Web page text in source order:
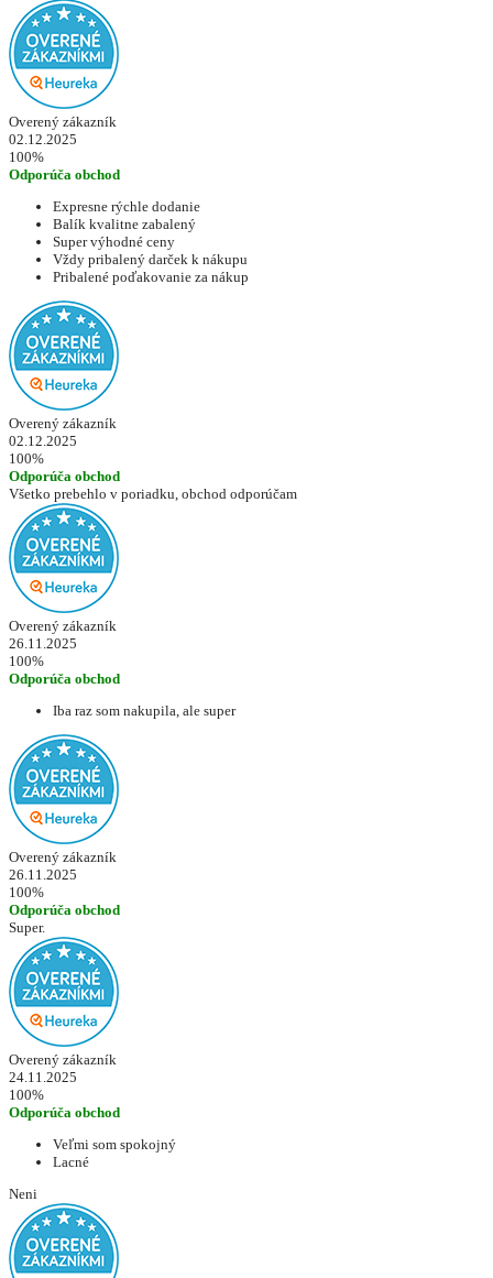
Overený zákazník
02.12.2025
100%
Odporúča obchod
Expresne rýchle dodanie
Balík kvalitne zabalený
Super výhodné ceny
Vždy pribalený darček k nákupu
Pribalené poďakovanie za nákup
Overený zákazník
02.12.2025
100%
Odporúča obchod
Všetko prebehlo v poriadku, obchod odporúčam
Overený zákazník
26.11.2025
100%
Odporúča obchod
Iba raz som nakupila, ale super
Overený zákazník
26.11.2025
100%
Odporúča obchod
Super.
Overený zákazník
24.11.2025
100%
Odporúča obchod
Veľmi som spokojný
Lacné
Neni